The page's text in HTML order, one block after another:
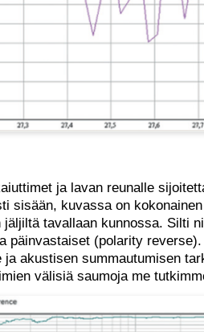
ja lavan reunalle
sisään, kuvassa on
tavallaan kunnossa. Silti
päinvastaiset (polarity
ja akustisen summautumisen
välisiä saumoja me